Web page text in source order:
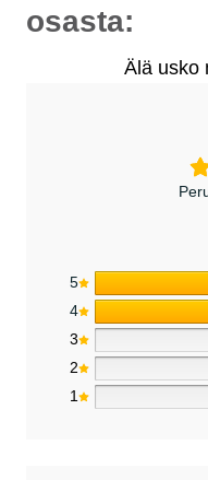
osasta:
Älä usko
5
4
3
2
1